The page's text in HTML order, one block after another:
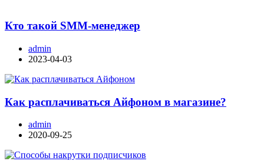
Кто такой SMM-менеджер
admin
2023-04-03
Как расплачиваться Айфоном в магазине?
admin
2020-09-25